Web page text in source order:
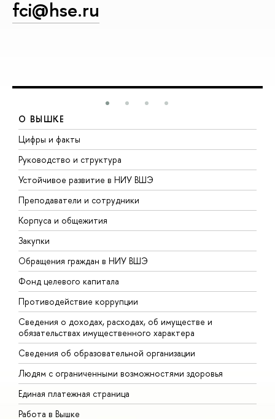
fci@hse.ru
О ВЫШКЕ
Цифры и факты
Руководство и структура
Устойчивое развитие в НИУ ВШЭ
Преподаватели и сотрудники
Корпуса и общежития
Закупки
Обращения граждан в НИУ ВШЭ
Фонд целевого капитала
Противодействие коррупции
Сведения о доходах, расходах, об имуществе и
обязательствах имущественного характера
Сведения об образовательной организации
Людям с ограниченными возможностями здоровья
Единая платежная страница
Работа в Вышке